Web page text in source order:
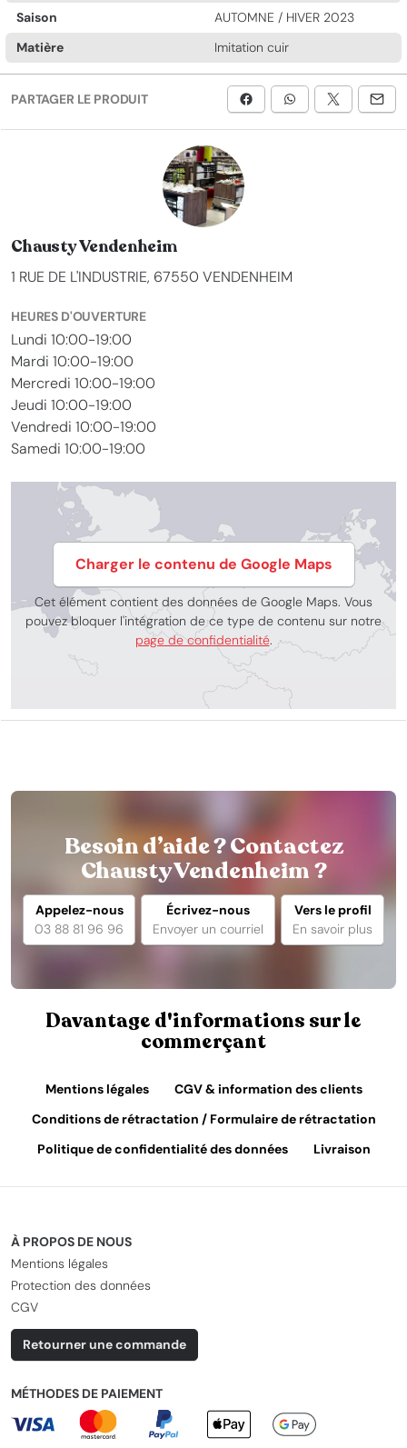
Saison
AUTOMNE / HIVER 2023
Matière
Imitation cuir
PARTAGER LE PRODUIT
Chausty Vendenheim
1 RUE DE L'INDUSTRIE, 67550 VENDENHEIM
HEURES D'OUVERTURE
Lundi 10:00-19:00
Mardi 10:00-19:00
Mercredi 10:00-19:00
Jeudi 10:00-19:00
Vendredi 10:00-19:00
Samedi 10:00-19:00
Charger le contenu de Google Maps
Cet élément contient des données de Google Maps. Vous
pouvez bloquer l'intégration de ce type de contenu sur notre
page de confidentialité.
Besoin d’aide ? Contactez
Chausty Vendenheim ?
Appelez-nous
03 88 81 96 96
Écrivez-nous
Envoyer un courriel
Vers le profil
En savoir plus
Davantage d'informations sur le
commerçant
Mentions légales
CGV & information des clients
Conditions de rétractation / Formulaire de rétractation
Politique de confidentialité des données
Livraison
À PROPOS DE NOUS
Mentions légales
Protection des données
CGV
Retourner une commande
MÉTHODES DE PAIEMENT